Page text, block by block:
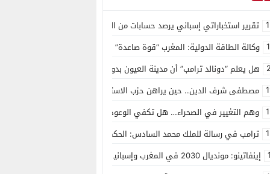
تقرير استخباراتي إسباني يرصد حسابات من الجزائر وأرقاما بـ”213+” ضمن حملة رقمية منظمة حرّضت على اقتحام سبتة
وكالة الطاقة الدولية: المغرب “قوة صاعدة” في سوق المعادن الاستراتيجية
هل يعلم “دونالد ترامب” أن مدينة العيون بدون ماء؟
مصطفى شرف الدين.. حين يراهن حزب الاستقلال على الكفاءة ويمنح الشباب
وهم التغيير في الصحراء… هل تكفي الوعود الفارغة لصناعة الواقع؟
ترامب في رسالة للملك محمد السادس: الحكم الذاتي هو الأساس الوحيد لحل
إينفاتينو: مونديال 2030 في المغرب وإسبانيا والبرتغال سيكون “الأجمل في التاريخ”